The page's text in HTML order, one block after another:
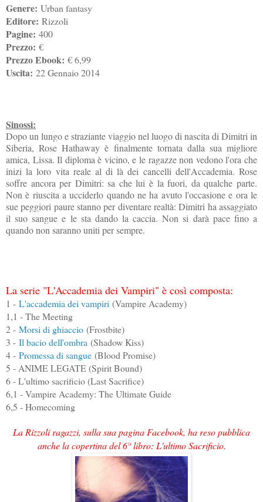
Genere: Urban fantasy
Editore: Rizzoli
Pagine: 400
Prezzo: €
Prezzo Ebook: € 6,99
Uscita: 22 Gennaio 2014
Sinossi:
Dopo un lungo e straziante viaggio nel luogo di nascita di Dimitri in
Siberia, Rose Hathaway è finalmente tornata dalla sua migliore
amica, Lissa. Il diploma è vicino, e le ragazze non vedono l'ora che
inizi la loro vita reale al di là dei cancelli dell'Accademia. Rose
soffre ancora per Dimitri: sa che lui è la fuori, da qualche parte.
Non è riuscita a ucciderlo quando ne ha avuto l'occasione e ora le
sue peggiori paure stanno per diventare realtà: Dimitri ha assaggiato
il suo sangue e le sta dando la caccia. Non si darà pace fino a
quando non saranno uniti per sempre.
La serie "L'Accademia dei Vampiri" è così composta:
1 - L'accademia dei vampiri (Vampire Academy)
1,1 - The Meeting
2 - Morsi di ghiaccio (Frostbite)
3 - Il bacio dell'ombra (Shadow Kiss)
4 - Promessa di sangue (Blood Promise)
5 - ANIME LEGATE (Spirit Bound)
6 - L'ultimo sacrificio (Last Sacrifice)
6,1 - Vampire Academy: The Ultimate Guide
6,5 - Homecoming
La Rizzoli ragazzi, sulla sua pagina Facebook, ha reso pubblica
anche la copertina del 6° libro: L'ultimo Sacrificio.